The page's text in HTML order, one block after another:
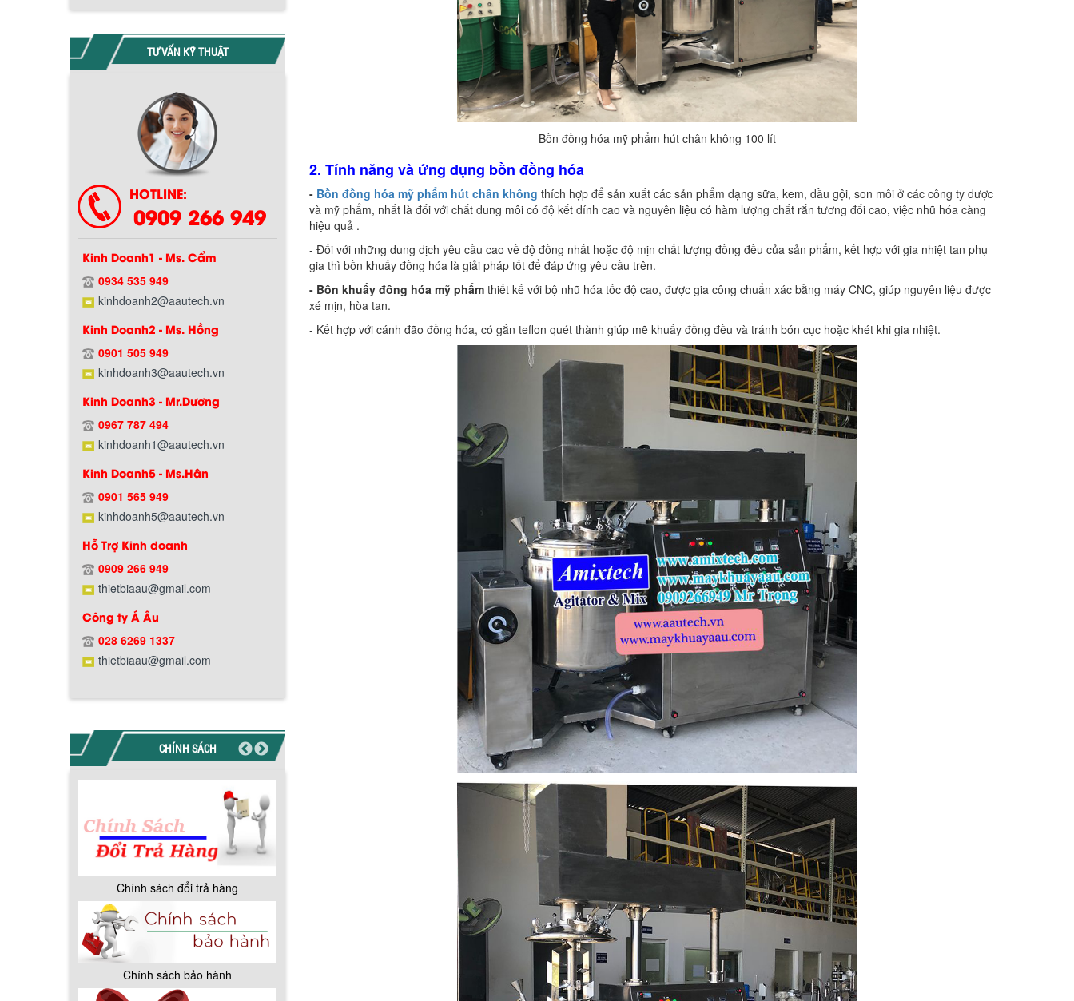
TƯ VẤN KỸ THUẬT
HOTLINE:
0909 266 949
Kinh Doanh1 - Ms. Cẩm
0934 535 949
kinhdoanh2@aautech.vn
Kinh Doanh2 - Ms. Hồng
0901 505 949
kinhdoanh3@aautech.vn
Kinh Doanh3 - Mr.Dương
0967 787 494
kinhdoanh1@aautech.vn
Kinh Doanh5 - Ms.Hân
0901 565 949
kinhdoanh5@aautech.vn
Hỗ Trợ Kinh doanh
0909 266 949
thietbiaau@gmail.com
Công ty Á Âu
028 6269 1337
thietbiaau@gmail.com
CHÍNH SÁCH
Chính sách bảo hành
Chính sách giao hàng
Hướng dẫn thanh toán mua hàng
Chính sách đổi trả hàng
Chính sách bảo hành
Bồn đồng hóa mỹ phẩm hút chân không 100 lít
2. Tính năng và ứng dụng bồn đồng hóa
- Bồn đồng hóa mỹ phẩm hút chân không thích hợp để sản xuất các sản phẩm dạng sữa, kem, dầu gội, son môi ở các công ty dược
và mỹ phẩm, nhất là đối với chất dung môi có độ kết dính cao và nguyên liệu có hàm lượng chất rắn tương đối cao, việc nhũ hóa càng
hiệu quả .
- Đối với những dung dịch yêu cầu cao về độ đồng nhất hoặc độ mịn chất lượng đồng đều của sản phẩm, kết hợp với gia nhiệt tan phụ
gia thì bồn khuấy đồng hóa là giải pháp tốt để đáp ứng yêu cầu trên.
- Bồn khuấy đồng hóa mỹ phẩm thiết kế với bộ nhũ hóa tốc độ cao, được gia công chuẩn xác bằng máy CNC, giúp nguyên liệu được
xé mịn, hòa tan.
- Kết hợp với cánh đão đồng hóa, có gắn teflon quét thành giúp mẽ khuấy đồng đều và tránh bón cục hoặc khét khi gia nhiệt.